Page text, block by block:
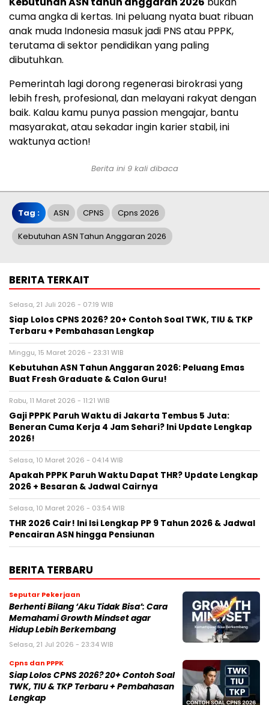
cuma angka di kertas. Ini peluang nyata buat ribuan
anak muda Indonesia masuk jadi PNS atau PPPK,
terutama di sektor pendidikan yang paling
dibutuhkan.
Pemerintah lagi dorong regenerasi birokrasi yang
lebih fresh, profesional, dan melayani rakyat dengan
baik. Kalau kamu punya passion mengajar, bantu
masyarakat, atau sekadar ingin karier stabil, ini
waktunya action!
Berita ini 9 kali dibaca
Tag : ASN CPNS Cpns 2026
Kebutuhan ASN Tahun Anggaran 2026
BERITA TERKAIT
Selasa, 21 Juli 2026 - 07:19 WIB
Siap Lolos CPNS 2026? 20+ Contoh Soal TWK, TIU & TKP
Terbaru + Pembahasan Lengkap
Minggu, 15 Maret 2026 - 23:31 WIB
Kebutuhan ASN Tahun Anggaran 2026: Peluang Emas
Buat Fresh Graduate & Calon Guru!
Rabu, 11 Maret 2026 - 11:21 WIB
Gaji PPPK Paruh Waktu di Jakarta Tembus 5 Juta:
Beneran Cuma Kerja 4 Jam Sehari? Ini Update Lengkap
2026!
Selasa, 10 Maret 2026 - 04:14 WIB
Apakah PPPK Paruh Waktu Dapat THR? Update Lengkap
2026 + Besaran & Jadwal Cairnya
Selasa, 10 Maret 2026 - 03:54 WIB
THR 2026 Cair! Ini Isi Lengkap PP 9 Tahun 2026 & Jadwal
Pencairan ASN hingga Pensiunan
BERITA TERBARU
Seputar Pekerjaan
Berhenti Bilang ‘Aku Tidak Bisa’: Cara
Memahami Growth Mindset agar
Hidup Lebih Berkembang
Selasa, 21 Jul 2026 - 23:34 WIB
Cpns dan PPPK
Siap Lolos CPNS 2026? 20+ Contoh Soal
TWK, TIU & TKP Terbaru + Pembahasan
Lengkap